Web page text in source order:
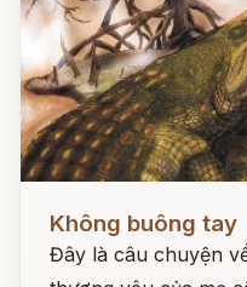
Không buông tay
Đây là câu chuyện